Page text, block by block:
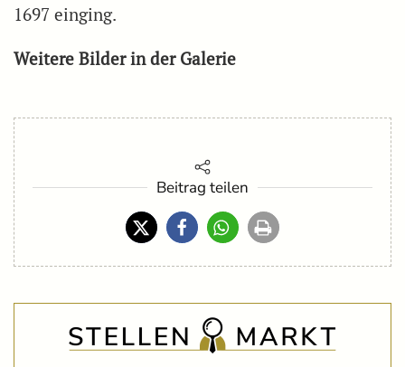
1697 einging.
Weitere Bilder in der Galerie
Beitrag teilen